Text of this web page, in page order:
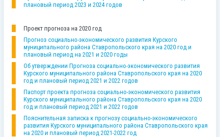
плановый период 2023 и 2024 годов
Проект прогноза на 2020 год
Прогноз социально-экономического развития Курского
муниципального района Ставропольского края на 2020 год и
плановый период на 2021 и 2020 годы
Об утверждении Прогноза социально-экономического развития
Курского муниципального района Ставропольского края на 2020
год и плановый период 2021 и 2022 годов
Паспорт проекта прогноза социально-экономического развития
Курского муниципального района Ставропольского края на 2020
год и плановый период 2021 и 2022 годов
Пояснительная записка к прогнозу социально-экономического
развития Курского муниципального района Ставропольского края
на 2020 и плановый период 2021-2022 год